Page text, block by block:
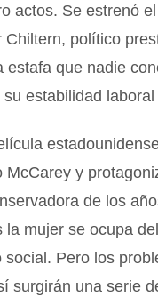
actos. Se estrenó
Chiltern, político
estafa que nadie
estabilidad laboral
McCarey y
de los
la mujer se ocupa
social. Pero los
surgirán una serie